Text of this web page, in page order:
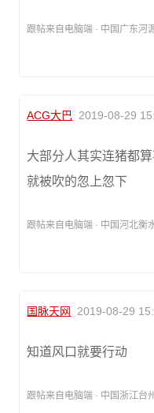
跟帖来自电脑端 · 中国广东河
ACG大巴 2019-08-29
大部分人其实连猪都
就被吹的忽上忽下
跟帖来自电脑端 · 中国河北衡
国脉天网 2019-08-29
知道风口就要行动
跟帖来自电脑端 · 中国浙江台